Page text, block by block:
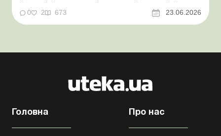
нормативне обґрунтування. Проблемні витрати:
податкові ризики та судова практика Здавалось би, у
цьому питанні неоднозначності бути не може. Однак,
0 2 673 23.06.2026
Головна Про нас